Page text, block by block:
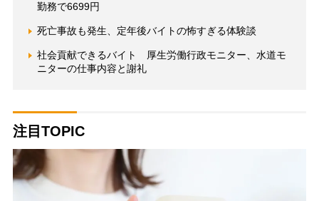
勤務で6699円
死亡事故も発生、定年後バイトの怖すぎる体験談
社会貢献できるバイト 厚生労働行政モニター、水道モ
ニターの仕事内容と謝礼
注目TOPIC